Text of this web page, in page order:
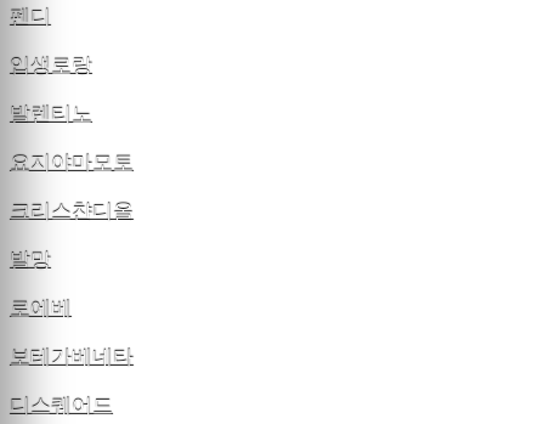
펜디
입생로랑
발렌티노
요지야마모토
크리스챤디올
발망
로에베
보테가베네타
디스퀘어드